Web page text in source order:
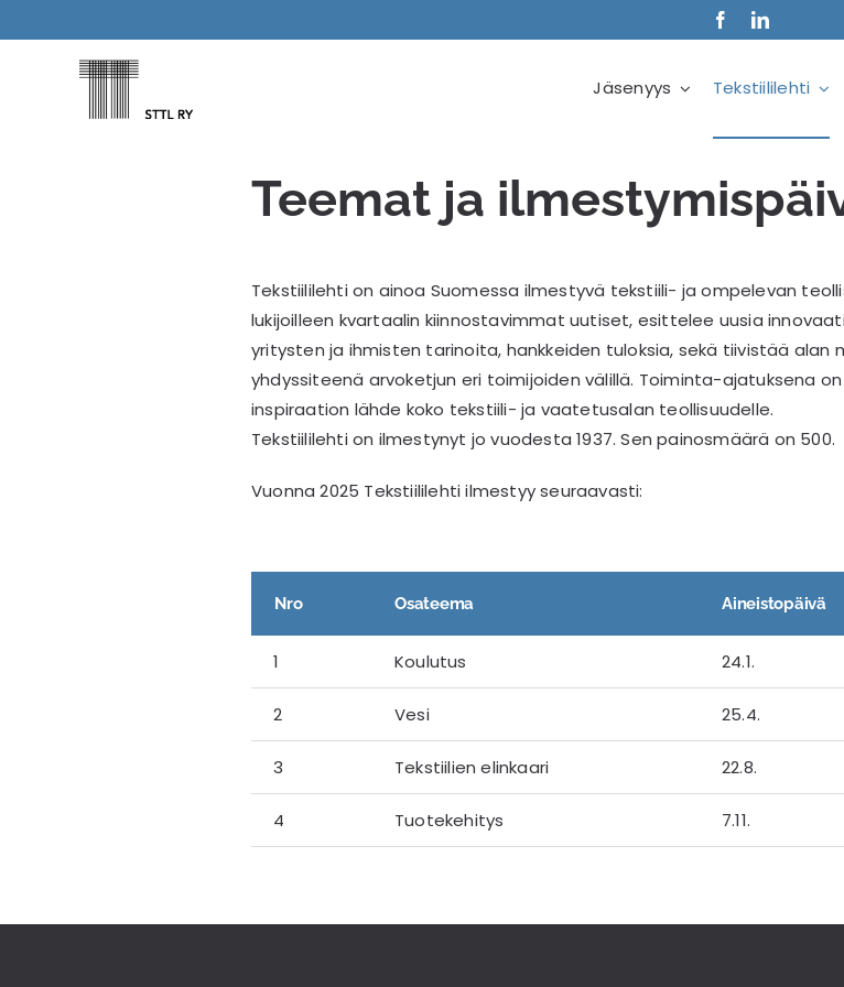
to
Jäsenyys Tekstiililehti
Teemat ja
Tekstiililehti on ainoa Suomessa ilmestyvä tekstiili- ja ompelevan
lukijoilleen kvartaalin kiinnostavimmat uutiset, esittelee uusia
yritysten ja ihmisten tarinoita, hankkeiden tuloksia, sekä tiivistää alan
yhdyssiteenä arvoketjun eri toimijoiden välillä. Toiminta-ajatuksena
inspiraation lähde koko tekstiili- ja vaatetusalan teollisuudelle.
Tekstiililehti on ilmestynyt jo vuodesta 1937. Sen painosmäärä on 500.
Vuonna 2025 Tekstiililehti ilmestyy seuraavasti:
Nro Osateema Aineistopäivä
1 Koulutus 24.1.
2 Vesi 25.4.
3 Tekstiilien elinkaari 22.8.
4 Tuotekehitys 7.11.